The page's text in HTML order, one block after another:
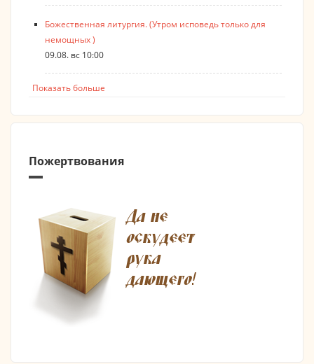
Божественная литургия. (Утром исповедь только для
немощных )
09.08. вс 10:00
Показать больше
Пожертвования